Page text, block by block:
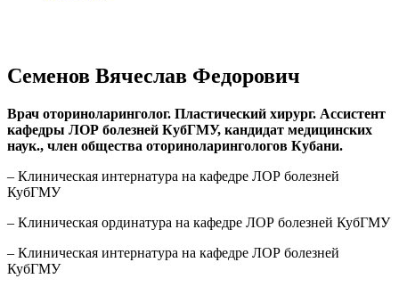
Семенов Вячеслав Федорович
Врач оториноларинголог. Пластический хирург. Ассистент
кафедры ЛОР болезней КубГМУ, кандидат медицинских
наук., член общества оториноларингологов Кубани.
– Клиническая интернатура на кафедре ЛОР болезней
КубГМУ
– Клиническая ординатура на кафедре ЛОР болезней КубГМУ
– Клиническая интернатура на кафедре ЛОР болезней
КубГМУ